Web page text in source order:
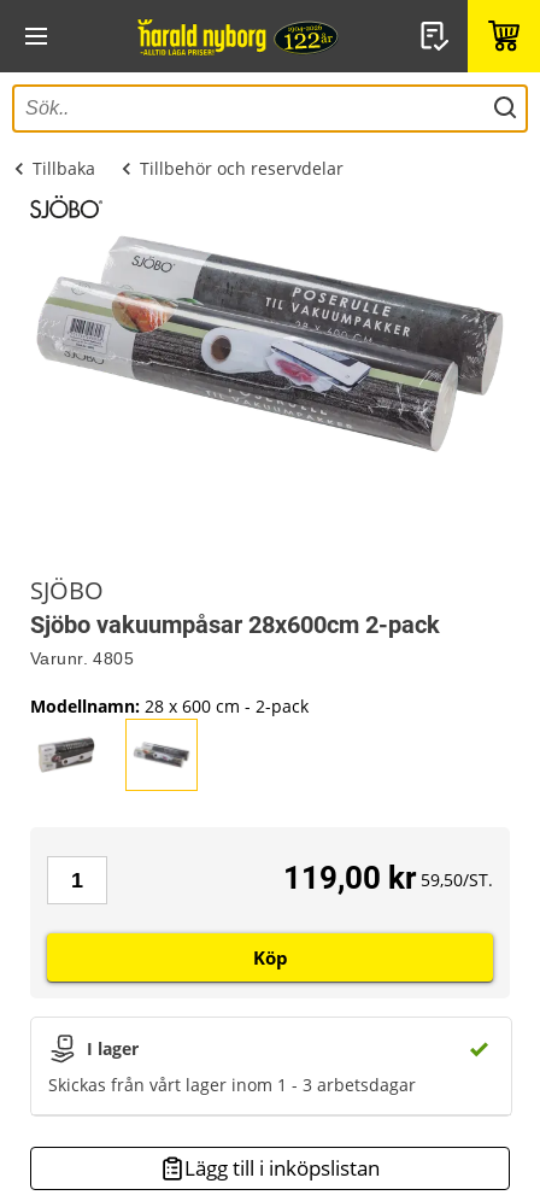
Tillbaka Tillbehör och reservdelar
SJÖBO
Sjöbo vakuumpåsar 28x600cm 2-pack
Varunr. 4805
Modellnamn: 28 x 600 cm - 2-pack
I lager
Skickas från vårt lager inom 1 - 3 arbetsdagar
119,00 kr 59,50/ST.
Köp
Lägg till i inköpslistan